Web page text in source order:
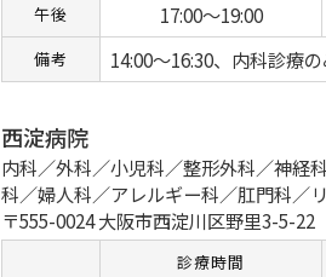
午後 17:00～19:00
備考 14:00～16:30、内科診療
西淀病院
内科／外科／小児科／整形外科／神経
科／婦人科／アレルギー科／肛門科／
〒555-0024 大阪市西淀川区野里3-5-22
診療時間